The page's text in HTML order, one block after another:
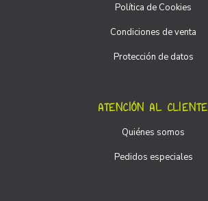
Política de Cookies
Condiciones de venta
Protección de datos
ATENCIÓN AL CLIENTE
Quiénes somos
Pedidos especiales